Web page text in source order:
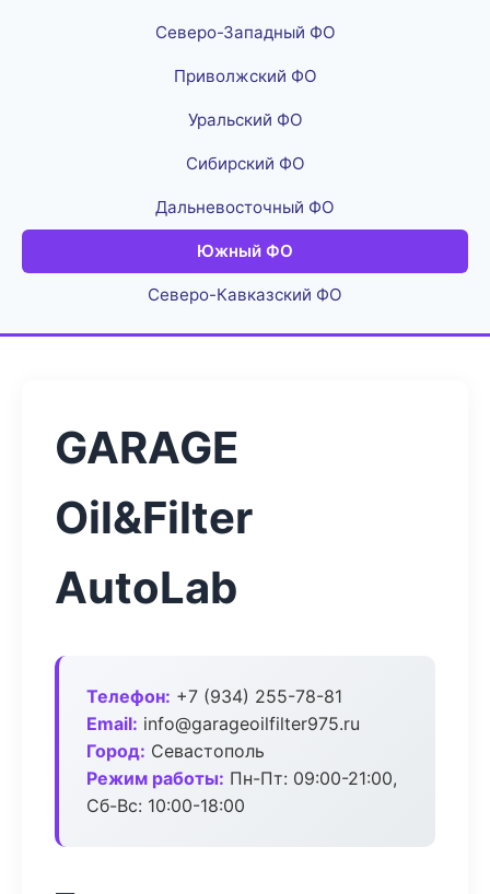
Северо-Западный ФО
Приволжский ФО
Уральский ФО
Сибирский ФО
Дальневосточный ФО
Южный ФО
Северо-Кавказский ФО
GARAGE
Oil&Filter
AutoLab
Телефон: +7 (934) 255-78-81
Email: info@garageoilfilter975.ru
Город: Севастополь
Режим работы: Пн-Пт: 09:00-21:00,
Сб-Вс: 10:00-18:00